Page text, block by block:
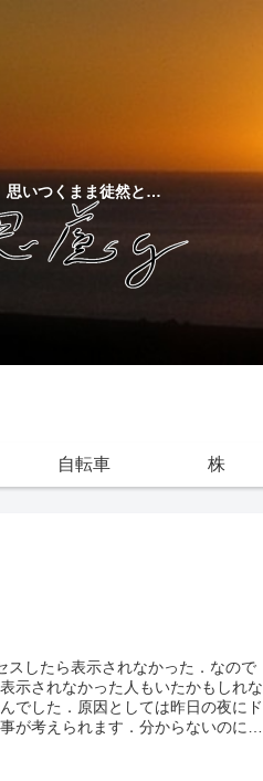
思いつくまま徒然と…
自転車 株
スしたら表示されなかった．なので
示されなかった人もいたかもしれな
でした．原因としては昨日の夜にド
が考えられます．分からないのに